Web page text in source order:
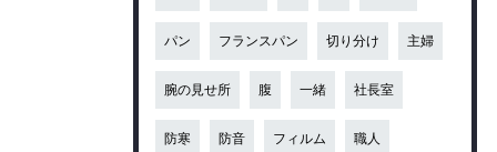
パン フランスパン 切り分け 主婦
腕の見せ所 腹 一緒 社長室
防寒 防音 フィルム 職人